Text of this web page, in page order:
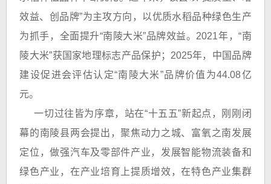
效益、创品牌”为主攻方向，以优质水稻品种绿色生产
为抓手，全面提升“南陵大米”品牌效益。2021年，“南
陵大米”获国家地理标志产品保护；2025年，中国品牌
建设促进会评估认定“南陵大米”品牌价值为44.08亿
元。
一切过往皆为序章，站在“十五五”新起点，刚刚闭
幕的南陵县两会提出，聚焦动力之城、富氧之南发展
定位，做强汽车及零部件产业，发展智能物流装备和
绿色产业，在产业培育上提质增效，在特色产业集群